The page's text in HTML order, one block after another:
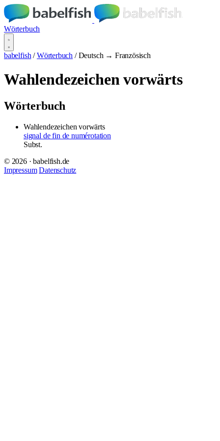
Wörterbuch
babelfish / Wörterbuch / Deutsch → Französisch
Wahlendezeichen vorwärts
Wörterbuch
Wahlendezeichen vorwärts
signal de fin de numérotation
Subst.
© 2026 · babelfish.de
Impressum Datenschutz